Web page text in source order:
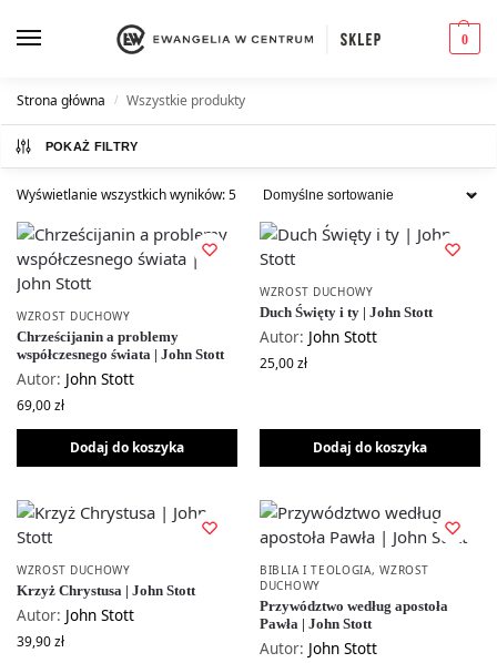
0
Strona główna / Wszystkie produkty
POKAŻ FILTRY
Wyświetlanie wszystkich wyników: 5
WZROST DUCHOWY
Chrześcijanin a problemy
współczesnego świata | John Stott
Autor: John Stott
69,00zł
Dodaj do koszyka
WZROST DUCHOWY
Duch Święty i ty | John Stott
Autor: John Stott
25,00zł
Dodaj do koszyka
WZROST DUCHOWY
Krzyż Chrystusa | John Stott
Autor: John Stott
39,90zł
BIBLIA I TEOLOGIA,WZROST
DUCHOWY
Przywództwo według apostoła
Pawła | John Stott
Autor: John Stott